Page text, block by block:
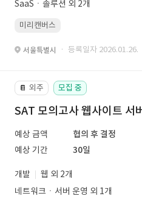
SaaSㆍ솔루션 외 2개
미리캔버스
서울특별시 · 등록일자 2026.01.26.
📔 외주 모집 중
SAT 모의고사 웹사이트 서
예상 금액
협의 후 결정
예상 기간
30일
개발
웹 외 2개
네트워크ㆍ서버 운영 외 1개